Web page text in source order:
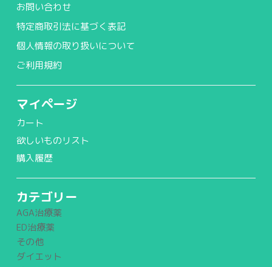
お問い合わせ
特定商取引法に基づく表記
個人情報の取り扱いについて
ご利用規約
マイページ
カート
欲しいものリスト
購入履歴
カテゴリー
AGA治療薬
ED治療薬
その他
ダイエット